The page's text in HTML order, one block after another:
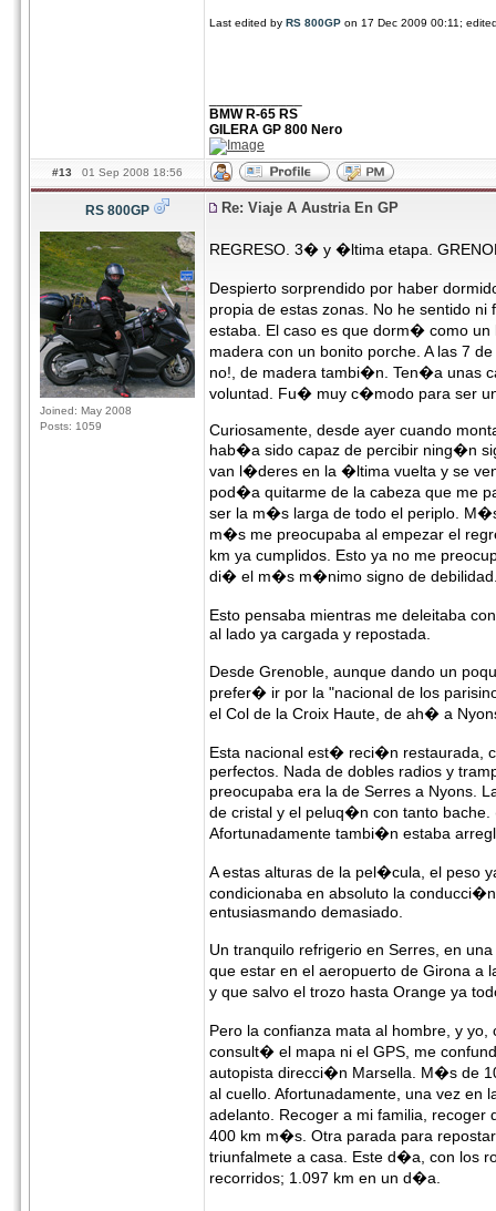
Last edited by RS 800GP on 17 Dec 2009 00:11;
BMW R-65 RS
GILERA GP 800 Nero
#13 01 Sep 2008 18:56
RS 800GP
Joined: May 2008
Posts: 1059
Re: Viaje A Austria En GP
REGRESO. 3� y �ltima etapa.
Despierto sorprendido por haber
propia de estas zonas. No he sentido
estaba. El caso es que dorm� como
madera con un bonito porche. A las 7
no!, de madera tambi�n. Ten�a unas
voluntad. Fu� muy c�modo para ser
Curiosamente, desde ayer cuando
hab�a sido capaz de percibir ning�n
van l�deres en la �ltima vuelta y se
pod�a quitarme de la cabeza que me
ser la m�s larga de todo el periplo.
m�s me preocupaba al empezar el
km ya cumplidos. Esto ya no me
di� el m�s m�nimo signo de
Esto pensaba mientras me deleitaba
al lado ya cargada y repostada.
Desde Grenoble, aunque dando un
prefer� ir por la "nacional de los
el Col de la Croix Haute, de ah� a
Esta nacional est� reci�n restaurada,
perfectos. Nada de dobles radios y
preocupaba era la de Serres a
de cristal y el peluq�n con tanto bache.
Afortunadamente tambi�n estaba
A estas alturas de la pel�cula, el peso
condicionaba en absoluto la
entusiasmando demasiado.
Un tranquilo refrigerio en Serres, en
que estar en el aeropuerto de Girona a
y que salvo el trozo hasta Orange ya
Pero la confianza mata al hombre, y
consult� el mapa ni el GPS, me
autopista direcci�n Marsella. M�s de
al cuello. Afortunadamente, una vez en
adelanto. Recoger a mi familia,
400 km m�s. Otra parada para
triunfalmete a casa. Este d�a, con los
recorridos; 1.097 km en un d�a.